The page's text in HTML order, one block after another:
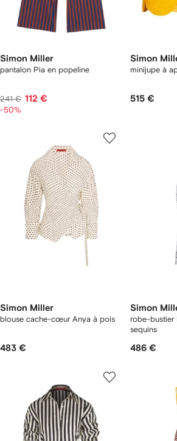
Simon Miller
pantalon Pia en popeline
241 € 112 €
-50%
Simon
minijupe à
515 €
Simon Miller
blouse cache-cœur Anya à pois
483 €
Simon
robe-bustier
sequins
486 €